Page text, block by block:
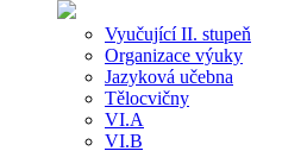
Vyučující II. stupeň
Organizace výuky
Jazyková učebna
Tělocvičny
VI.A
VI.B